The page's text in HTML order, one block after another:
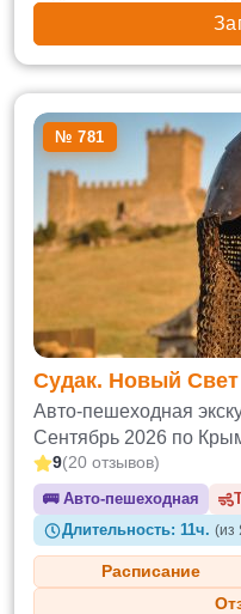
№ 781
Судак. Новый Свет
Авто-пешеходная
Сентябрь 2026 по
9(20 отзывов)
🚌Авто-пешеходная
Длительность:11ч. (из
Расписание